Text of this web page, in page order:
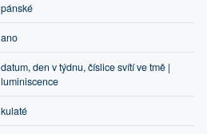
pánské
ano
datum, den v týdnu, číslice svítí ve tmě |
luminiscence
kulaté